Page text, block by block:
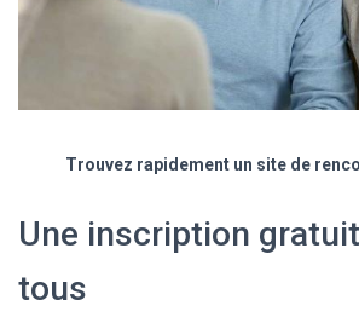
Trouvez rapidement un site de
Une inscription
tous